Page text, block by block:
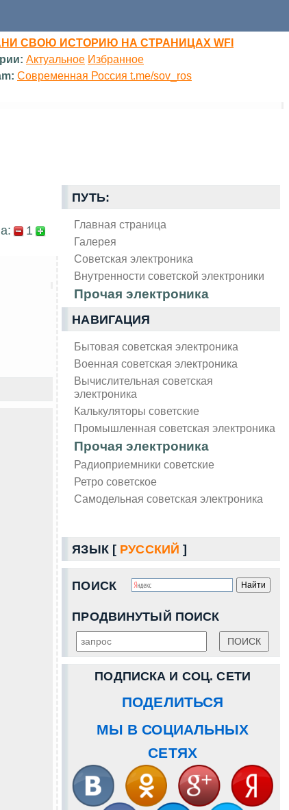
СВОЮ ИСТОРИЮ НА СТРАНИЦАХ WFI
Актуальное Избранное
Современная Россия t.me/sov_ros
ПУТЬ:
Главная страница
Галерея
Советская электроника
Внутренности советской электроники
Прочая электроника
НАВИГАЦИЯ
Бытовая советская электроника
Военная советская электроника
Вычислительная советская
электроника
Калькуляторы советские
Промышленная советская электроника
Прочая электроника
Радиоприемники советские
Ретро советское
Самодельная советская электроника
ЯЗЫК [ РУССКИЙ ]
ПОИСК
ПРОДВИНУТЫЙ ПОИСК
ПОДПИСКА И СОЦ. СЕТИ
ПОДЕЛИТЬСЯ
МЫ В СОЦИАЛЬНЫХ
СЕТЯХ
1